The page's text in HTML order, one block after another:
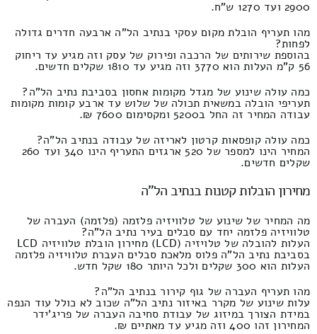
2900 ועד 1270 ש"ח.
מהו תעריף הובלת מקום עסקי בנתיב הל"ה ארבעה חדרים גדולה
לפחות?
בהוספת שירותים של הרכבה ופירוק של עסק וזה מגיע עד ריחוק
56 ק"מ העלות הוא 3770 וזה מגיע עד 1810 שקלים חדשים.
כמה עולה שינוע של מגדל מקומות אחסון בסביבת נתיב הל"ה?
תעריפי הובלה במשאית תכולה של שלוש עד ארבע קומות מקומות
עבודה המחיר זה החל ב5200 ומקסימום 7600 ₪.
כמה עולה קופסאות קרטון לאריזה של עבודה בנתיב הל"ה?
המחיר הינו למספר של 520 ארגזים התעריף הינו 340 ועד 260
שקלים חדשים.
מחירון הובלות קטנות בנתיב הל"ה
מה המחיר של שינוע של טלוויזיה פלזמה (פלזמה) העברה של
טלוויזיה פלזמה יחד עם סבלים בעיר נתיב הל"ה?
העלות להובלה של טלויזיה (LCD) מחירון הובלת טלוויזיה LCD
בסביבת נתיב הל"ה פלוס מלאכת סבלים העברת טלוויזיה פלזמה
העלות הוא 300 שקלים ולכל היותר 180 שקל חדש.
מהו תעריף העברה של גוף קירור בנתיב הל"ה?
עלות שינוע של מקרר באיזור נתיב הל"ה שכוב לא כולל עוד הנפה
במידת הצורך במיזוג של עבודת סחיבה העברה של פריג'ידר
המחירון זהו 400 וזה מגיע עד מאתיים ₪.